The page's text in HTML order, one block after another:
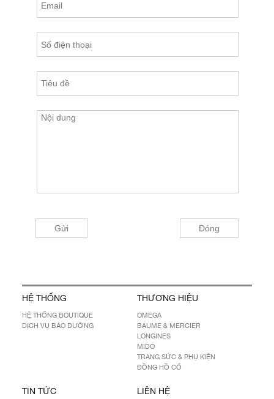
HỆ THỐNG
HỆ THỐNG BOUTIQUE
DỊCH VỤ BẢO DƯỠNG
THƯƠNG HIỆU
OMEGA
BAUME & MERCIER
LONGINES
MIDO
TRANG SỨC & PHỤ KIỆN
ĐỒNG HỒ CỔ
TIN TỨC LIÊN HỆ